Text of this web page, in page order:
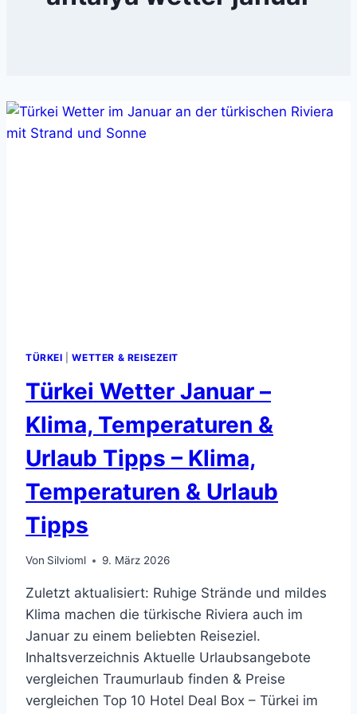
TÜRKEI |WETTER & REISEZEIT
Türkei Wetter Januar –
Klima, Temperaturen &
Urlaub Tipps – Klima,
Temperaturen & Urlaub
Tipps
Von Silvioml 9. März 2026
Zuletzt aktualisiert: Ruhige Strände und mildes
Klima machen die türkische Riviera auch im
Januar zu einem beliebten Reiseziel.
Inhaltsverzeichnis Aktuelle Urlaubsangebote
vergleichen Traumurlaub finden & Preise
vergleichen Top 10 Hotel Deal Box – Türkei im